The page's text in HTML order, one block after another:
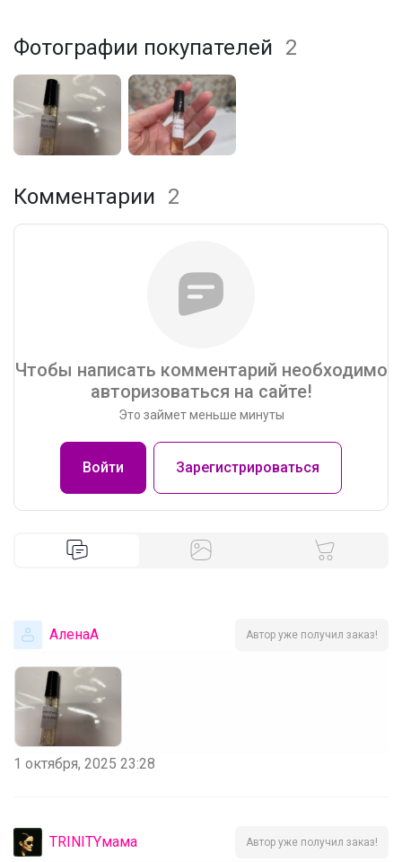
Фотографии покупателей 2
Комментарии 2
Чтобы написать комментарий необходимо
авторизоваться на сайте!
Это займет меньше минуты
Войти Зарегистрироваться
АленаА Автор уже получил заказ!
1 октября, 2025 23:28
TRINITYмама Автор уже получил заказ!